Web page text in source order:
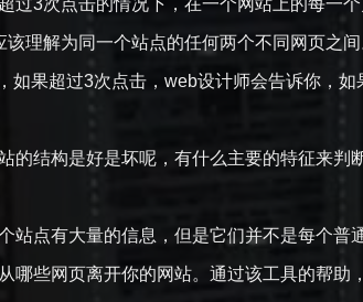
过3次点击的情况下，在一个网站上的每一
理解为同一个站点的任何两个不同网页之
如果超过3次点击，web设计师会告诉你，
的结构是好是坏呢，有什么主要的特征来
站点有大量的信息，但是它们并不是每个
哪些网页离开你的网站。通过该工具的帮